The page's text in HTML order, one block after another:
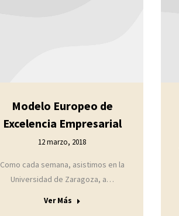
Modelo Europeo de
Excelencia Empresarial
12 marzo, 2018
Como cada semana, asistimos en la
Universidad de Zaragoza, a…
Ver Más